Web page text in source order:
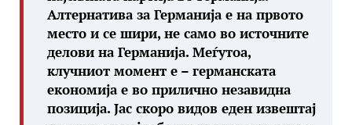
Алтернатива за Германија е на првото
место и се шири, не само во источните
делови на Германија. Меѓутоа,
клучниот момент е – германската
економија е во прилично незавидна
позиција. Јас скоро видов еден извештај